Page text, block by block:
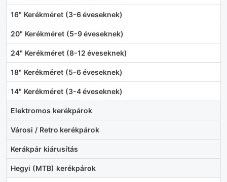
16" Kerékméret (3-6 éveseknek)
20" Kerékméret (5-9 éveseknek)
24" Kerékméret (8-12 éveseknek)
18" Kerékméret (5-6 éveseknek)
14" Kerékméret (3-4 éveseknek)
Elektromos kerékpárok
Városi / Retro kerékpárok
Kerákpár kiárusítás
Hegyi (MTB) kerékpárok